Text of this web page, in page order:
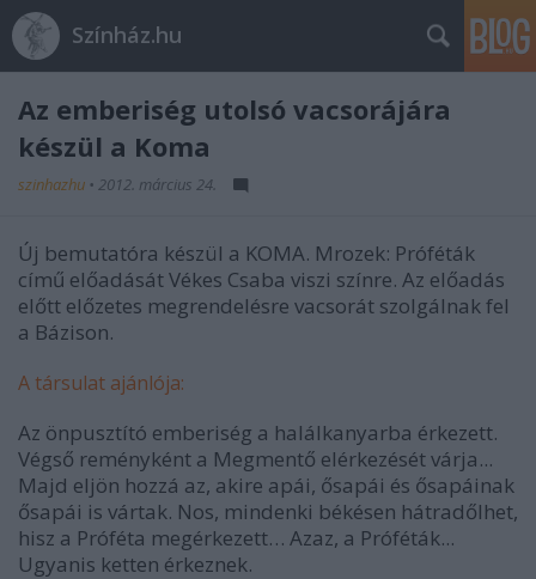
Színház.hu
Az emberiség utolsó vacsorájára
készül a Koma
szinhazhu • 2012. március 24.
Új bemutatóra készül a KOMA. Mrozek: Próféták
című előadását Vékes Csaba viszi színre. Az előadás
előtt előzetes megrendelésre vacsorát szolgálnak fel
a Bázison.
A társulat ajánlója:
Az önpusztító emberiség a halálkanyarba érkezett.
Végső reményként a Megmentő elérkezését várja...
Majd eljön hozzá az, akire apái, ősapái és ősapáinak
ősapái is vártak. Nos, mindenki békésen hátradőlhet,
hisz a Próféta megérkezett… Azaz, a Próféták...
Ugyanis ketten érkeznek.